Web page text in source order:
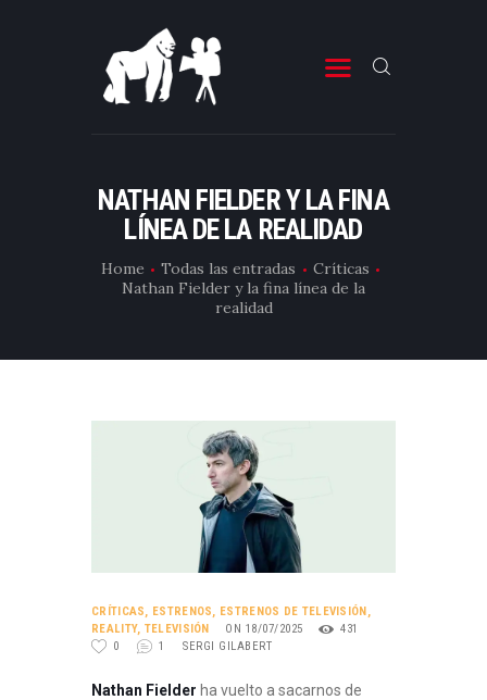
NATHAN FIELDER Y LA FINA
LÍNEA DE LA REALIDAD
Home Todas las entradas
Críticas
Nathan Fielder y la fina línea de la
realidad
ESTRENOS DE TELEVISIÓN
CRÍTICAS
ARTÍCULOS
EQUIPO DE BBK
TÉRMINOS Y CONDICIONES
CRÍTICAS, ESTRENOS, ESTRENOS DE TELEVISIÓN,
REALITY, TELEVISIÓN ON 18/07/2025
431
0
1 SERGI GILABERT
Nathan Fielder ha vuelto a sacarnos de